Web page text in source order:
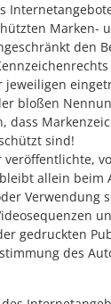
Marken-
den
jeweiligen
bloßen
dass
sind!
veröffentlichte,
allein beim
Verwendung
gedruckten
des